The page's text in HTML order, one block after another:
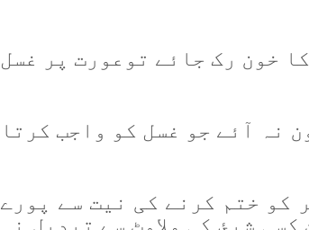
خون رک جائے توعورت پر غسل
نہ آئے جو غسل کو واجب کرتا
کو ختم کرنے کی نیت سے پورے
شیئ کی ملاوٹ سے تبدیل نہ